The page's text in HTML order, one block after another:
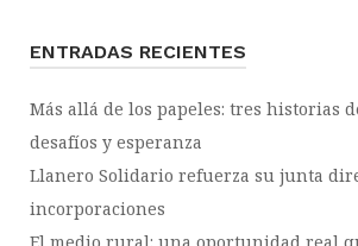
ENTRADAS RECIENTES
Más allá de los papeles: tres historias
desafíos y esperanza
Llanero Solidario refuerza su junta
incorporaciones